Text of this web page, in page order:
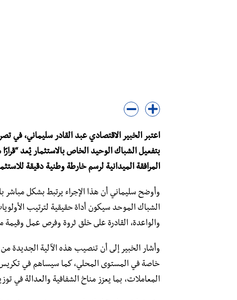
اعتبر الخبير الاقتصادي عبد القادر سليماني، في
بتفعيل الشباك الوحيد الخاص بالاستثمار يُعد
المرافقة الميدانية لرسم خارطة وطنية دقيقة
وأوضح سليماني أن هذا الإجراء يرتبط بشكل مباشر
الشباك الموحد سيكون أداة حقيقية لترتيب
والواعدة، القادرة على خلق ثروة وفرص عمل
وأشار الخبير إلى أن تنصيب هذه الآلية الجديدة
خاصة في المستوى المحلي، كما سيساهم في تكريس
المعاملات، بما يعزز مناخ الشفافية والعدالة في